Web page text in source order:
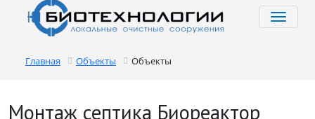
Главная Объекты Объекты
Монтаж септика Биореактор